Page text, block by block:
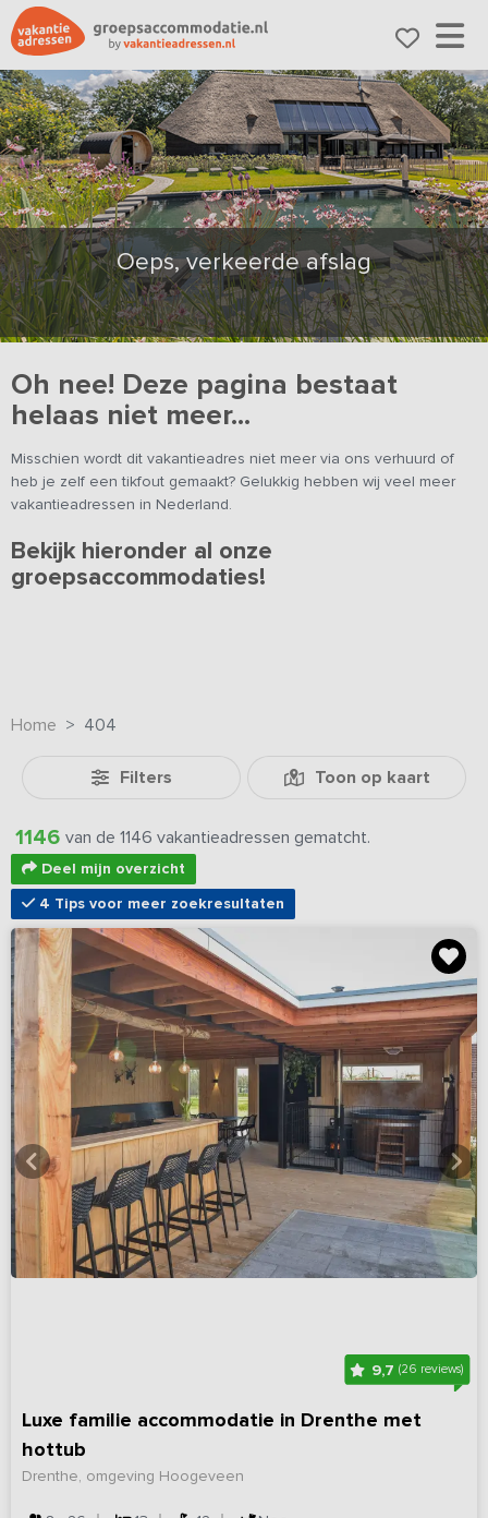
Oeps, verkeerde afslag
Oh nee! Deze pagina bestaat
helaas niet meer...
Misschien wordt dit vakantieadres niet meer via ons verhuurd of
heb je zelf een tikfout gemaakt? Gelukkig hebben wij veel meer
vakantieadressen in Nederland.
Bekijk hieronder al onze
groepsaccommodaties!
Home 404
Filters Toon op kaart
1146 van de 1146 vakantieadressen gematcht.
Deel mijn overzicht
4 Tips voor meer zoekresultaten
9,7 (26 reviews)
Luxe familie accommodatie in Drenthe met
hottub
Drenthe, omgeving Hoogeveen